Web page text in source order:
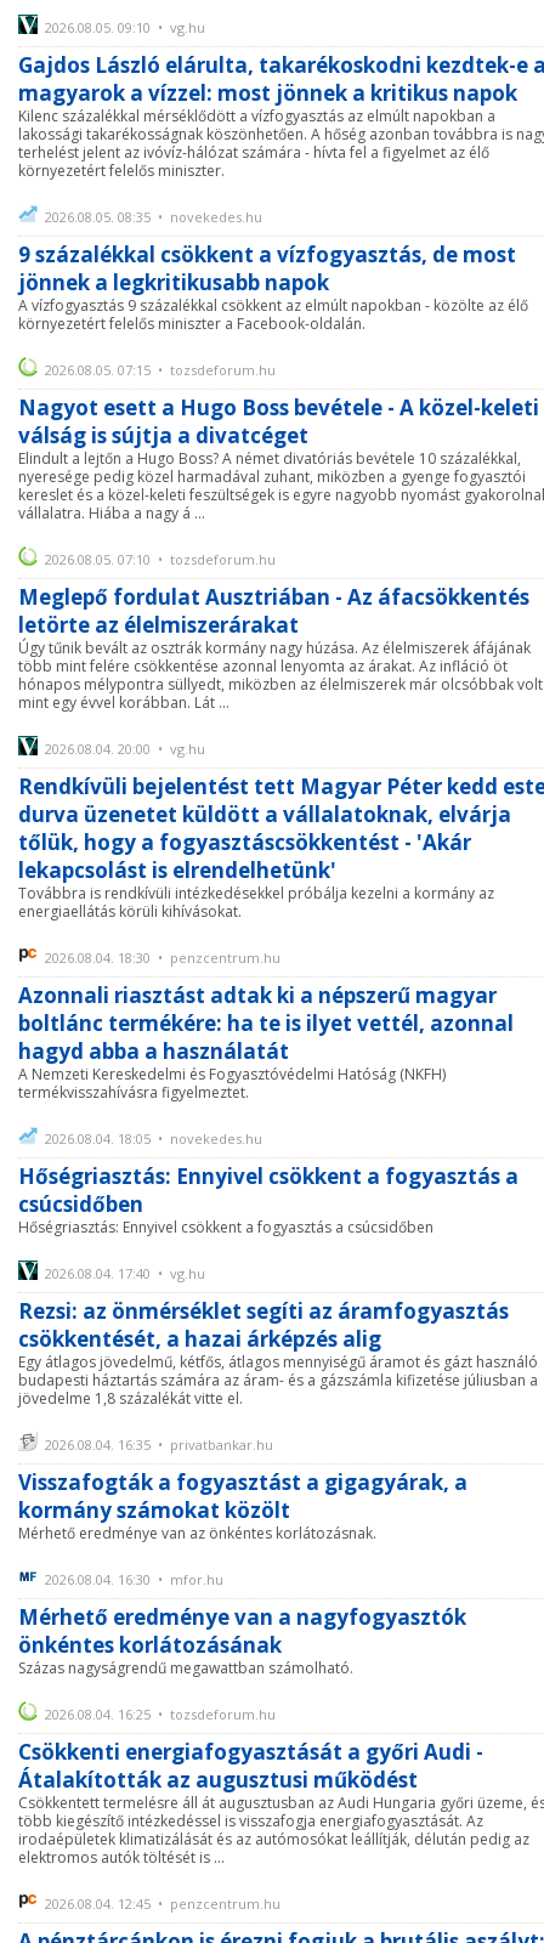
2026.08.05. 09:10 • vg.hu
Gajdos László elárulta, takarékoskodni kezdtek-e
magyarok a vízzel: most jönnek a kritikus napok
Kilenc százalékkal mérséklődött a vízfogyasztás az elmúlt napokban a
lakossági takarékosságnak köszönhetően. A hőség azonban továbbra is
terhelést jelent az ivóvíz-hálózat számára - hívta fel a figyelmet az élő
környezetért felelős miniszter.
2026.08.05. 08:35 • novekedes.hu
9 százalékkal csökkent a vízfogyasztás, de most
jönnek a legkritikusabb napok
A vízfogyasztás 9 százalékkal csökkent az elmúlt napokban - közölte az élő
környezetért felelős miniszter a Facebook-oldalán.
2026.08.05. 07:15 • tozsdeforum.hu
Nagyot esett a Hugo Boss bevétele - A közel-keleti
válság is sújtja a divatcéget
Elindult a lejtőn a Hugo Boss? A német divatóriás bevétele 10 százalékkal,
nyeresége pedig közel harmadával zuhant, miközben a gyenge fogyasztói
kereslet és a közel-keleti feszültségek is egyre nagyobb nyomást
vállalatra. Hiába a nagy á ...
2026.08.05. 07:10 • tozsdeforum.hu
Meglepő fordulat Ausztriában - Az áfacsökkentés
letörte az élelmiszerárakat
Úgy tűnik bevált az osztrák kormány nagy húzása. Az élelmiszerek áfájának
több mint felére csökkentése azonnal lenyomta az árakat. Az infláció öt
hónapos mélypontra süllyedt, miközben az élelmiszerek már olcsóbbak
mint egy évvel korábban. Lát ...
2026.08.04. 20:00 • vg.hu
Rendkívüli bejelentést tett Magyar Péter kedd
durva üzenetet küldött a vállalatoknak, elvárja
tőlük, hogy a fogyasztáscsökkentést - 'Akár
lekapcsolást is elrendelhetünk'
Továbbra is rendkívüli intézkedésekkel próbálja kezelni a kormány az
energiaellátás körüli kihívásokat.
2026.08.04. 18:30 • penzcentrum.hu
Azonnali riasztást adtak ki a népszerű magyar
boltlánc termékére: ha te is ilyet vettél, azonnal
hagyd abba a használatát
A Nemzeti Kereskedelmi és Fogyasztóvédelmi Hatóság (NKFH)
termékvisszahívásra figyelmeztet.
2026.08.04. 18:05 • novekedes.hu
Hőségriasztás: Ennyivel csökkent a fogyasztás a
csúcsidőben
Hőségriasztás: Ennyivel csökkent a fogyasztás a csúcsidőben
2026.08.04. 17:40 • vg.hu
Rezsi: az önmérséklet segíti az áramfogyasztás
csökkentését, a hazai árképzés alig
Egy átlagos jövedelmű, kétfős, átlagos mennyiségű áramot és gázt használó
budapesti háztartás számára az áram- és a gázszámla kifizetése júliusban a
jövedelme 1,8 százalékát vitte el.
2026.08.04. 16:35 • privatbankar.hu
Visszafogták a fogyasztást a gigagyárak, a
kormány számokat közölt
Mérhető eredménye van az önkéntes korlátozásnak.
2026.08.04. 16:30 • mfor.hu
Mérhető eredménye van a nagyfogyasztók
önkéntes korlátozásának
Százas nagyságrendű megawattban számolható.
2026.08.04. 16:25 • tozsdeforum.hu
Csökkenti energiafogyasztását a győri Audi -
Átalakították az augusztusi működést
Csökkentett termelésre áll át augusztusban az Audi Hungaria győri üzeme,
több kiegészítő intézkedéssel is visszafogja energiafogyasztását. Az
irodaépületek klimatizálását és az autómosókat leállítják, délután pedig az
elektromos autók töltését is ...
2026.08.04. 12:45 • penzcentrum.hu